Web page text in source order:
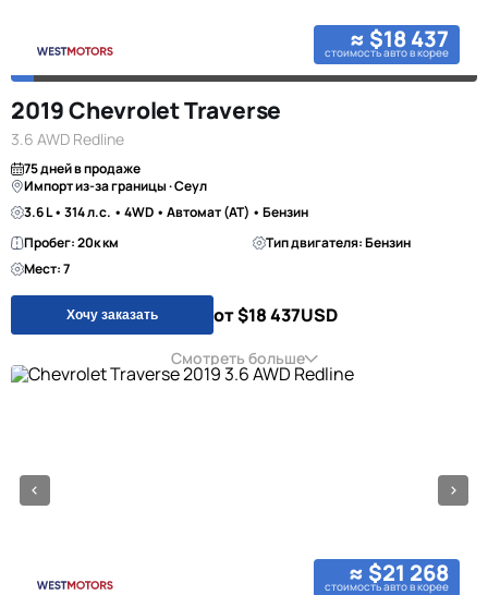
≈ $18 437
стоимость авто в корее
2019 Chevrolet Traverse
3.6 AWD Redline
75 дней в продаже
Импорт из-за границы · Сеул
3.6 L • 314 л.с. • 4WD • Автомат (AT) • Бензин
Пробег: 20к км
Тип двигателя: Бензин
Мест: 7
Хочу заказать от $18 437USD
Смотреть больше
≈ $21 268
стоимость авто в корее